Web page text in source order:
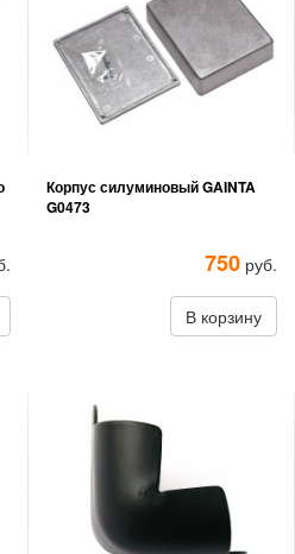
Корпус силуминовый GAINTA
G0473
750 руб.
В корзину